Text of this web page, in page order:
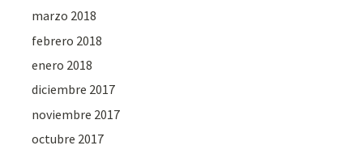
marzo 2018
febrero 2018
enero 2018
diciembre 2017
noviembre 2017
octubre 2017